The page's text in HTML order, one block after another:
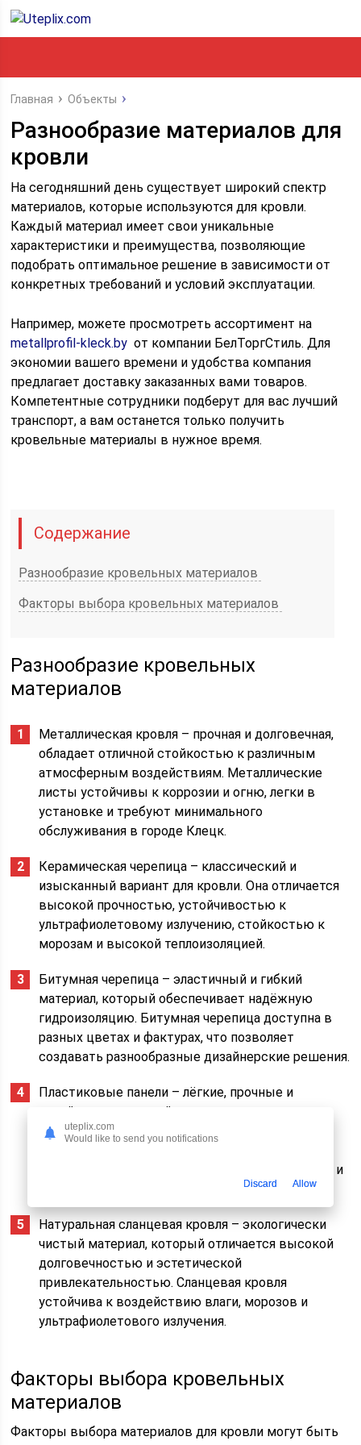
Главная Объекты
Разнообразие материалов для
кровли
На сегодняшний день существует широкий спектр
материалов, которые используются для кровли.
Каждый материал имеет свои уникальные
характеристики и преимущества, позволяющие
подобрать оптимальное решение в зависимости от
конкретных требований и условий эксплуатации.
Например, можете просмотреть ассортимент на
metallprofil-kleck.by от компании БелТоргСтиль. Для
экономии вашего времени и удобства компания
предлагает доставку заказанных вами товаров.
Компетентные сотрудники подберут для вас лучший
транспорт, а вам останется только получить
кровельные материалы в нужное время.
Содержание
Разнообразие кровельных материалов
Факторы выбора кровельных материалов
Разнообразие кровельных
материалов
Металлическая кровля – прочная и долговечная,
обладает отличной стойкостью к различным
атмосферным воздействиям. Металлические
листы устойчивы к коррозии и огню, легки в
установке и требуют минимального
обслуживания в городе Клецк.
Керамическая черепица – классический и
изысканный вариант для кровли. Она отличается
высокой прочностью, устойчивостью к
ультрафиолетовому излучению, стойкостью к
морозам и высокой теплоизоляцией.
Битумная черепица – эластичный и гибкий
материал, который обеспечивает надёжную
гидроизоляцию. Битумная черепица доступна в
разных цветах и фактурах, что позволяет
создавать разнообразные дизайнерские решения.
Пластиковые панели – лёгкие, прочные и
устойчивые к воздействию влаги и
ультрафиолетового излучения. Они обладают
могут быть использованы как для скатных, так и
Натуральная сланцевая кровля – экологически
чистый материал, который отличается высокой
долговечностью и эстетической
привлекательностью. Сланцевая кровля
устойчива к воздействию влаги, морозов и
ультрафиолетового излучения.
Факторы выбора кровельных
материалов
Факторы выбора материалов для кровли могут быть
uteplix.com
Would like to send you notifications
Discard Allow